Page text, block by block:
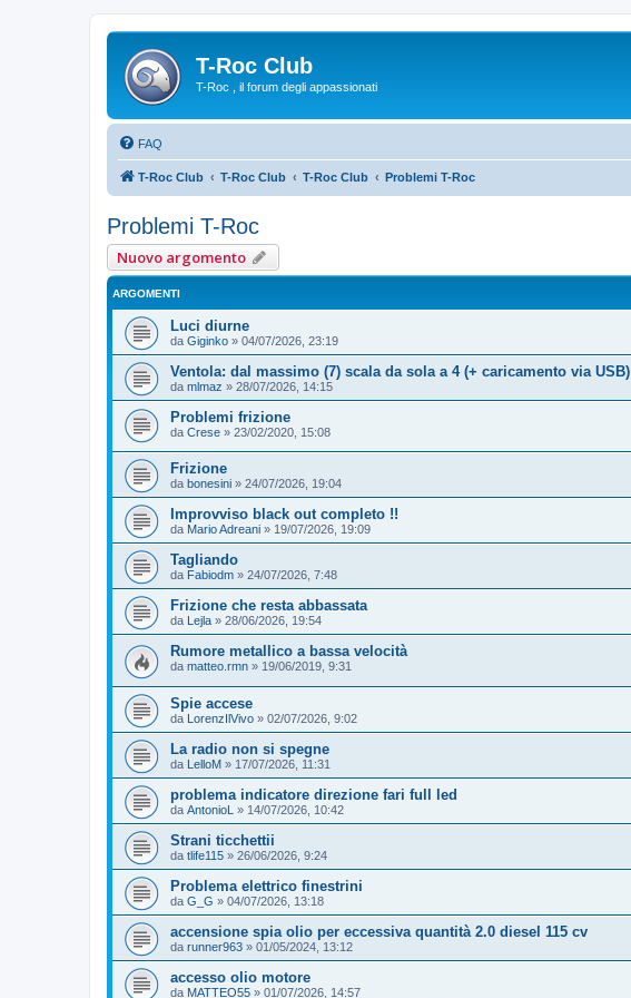
T-Roc Club
T-Roc , il forum degli appassionati
FAQ
T-Roc Club T-Roc Club T-Roc Club Problemi T-Roc
Problemi T-Roc
Nuovo argomento
ARGOMENTI
Luci diurne
da Giginko » 04/07/2026, 23:19
Ventola: dal massimo (7) scala da sola a 4 (+ caricamento via USB)
da mlmaz » 28/07/2026, 14:15
Problemi frizione
da Crese » 23/02/2020, 15:08
Frizione
da bonesini » 24/07/2026, 19:04
Improvviso black out completo !!
da Mario Adreani » 19/07/2026, 19:09
Tagliando
da Fabiodm » 24/07/2026, 7:48
Frizione che resta abbassata
da Lejla » 28/06/2026, 19:54
Rumore metallico a bassa velocità
da matteo.rmn » 19/06/2019, 9:31
Spie accese
da LorenzIlVivo » 02/07/2026, 9:02
La radio non si spegne
da LelloM » 17/07/2026, 11:31
problema indicatore direzione fari full led
da AntonioL » 14/07/2026, 10:42
Strani ticchettii
da tlife115 » 26/06/2026, 9:24
Problema elettrico finestrini
da G_G » 04/07/2026, 13:18
accensione spia olio per eccessiva quantità 2.0 diesel 115 cv
da runner963 » 01/05/2024, 13:12
accesso olio motore
da MATTEO55 » 01/07/2026, 14:57